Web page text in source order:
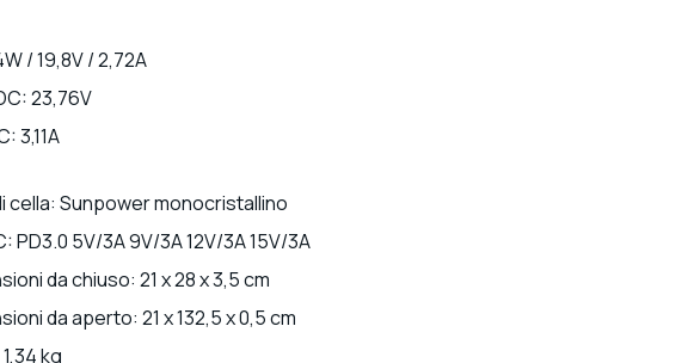
/ 19,8V / 2,72A
23,76V
3,11A
cella: Sunpower monocristallino
PD3.0 5V/3A 9V/3A 12V/3A 15V/3A
da chiuso: 21 x 28 x 3,5 cm
da aperto: 21 x 132,5 x 0,5 cm
kg